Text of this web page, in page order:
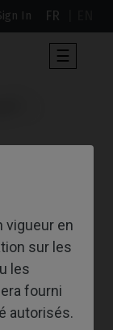
vigueur en
sur les
les
fourni
autorisés.
In FR
Toggle
☰